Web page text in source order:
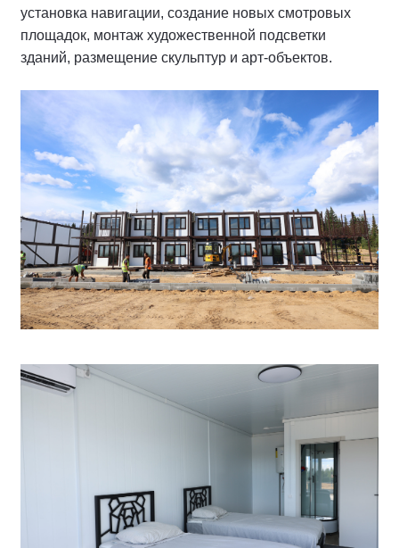
установка навигации, создание новых смотровых
площадок, монтаж художественной подсветки
зданий, размещение скульптур и арт-объектов.